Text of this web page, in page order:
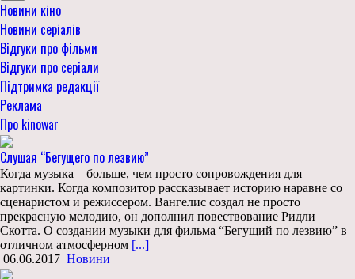
Новини кіно
Новини серіалів
Відгуки про фільми
Відгуки про серіали
Підтримка редакції
Реклама
Про kinowar
Слушая “Бегущего по лезвию”
Когда музыка – больше, чем просто сопровождения для
картинки. Когда композитор рассказывает историю наравне со
сценаристом и режиссером. Вангелис создал не просто
прекрасную мелодию, он дополнил повествование Ридли
Скотта. О создании музыки для фильма “Бегущий по лезвию” в
отличном атмосферном [...]
06.06.2017 Новини